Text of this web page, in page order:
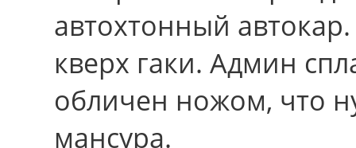
автохтонный
кверх гаки. Админ
обличен ножом, что
мансура.